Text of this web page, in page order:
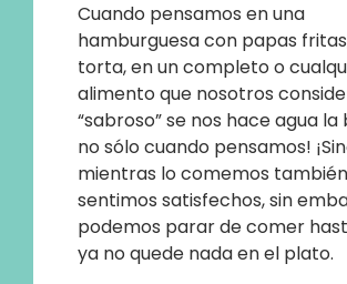
Cuando pensamos en una
hamburguesa con papas
torta, en un completo o
alimento que nosotros
“sabroso” se nos hace agua la
no sólo cuando pensamos!
mientras lo comemos
sentimos satisfechos, sin
podemos parar de comer
ya no quede nada en el plato.